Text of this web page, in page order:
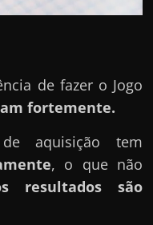
de fazer o Jogo
fortemente.
aquisição tem
, o que não
resultados são